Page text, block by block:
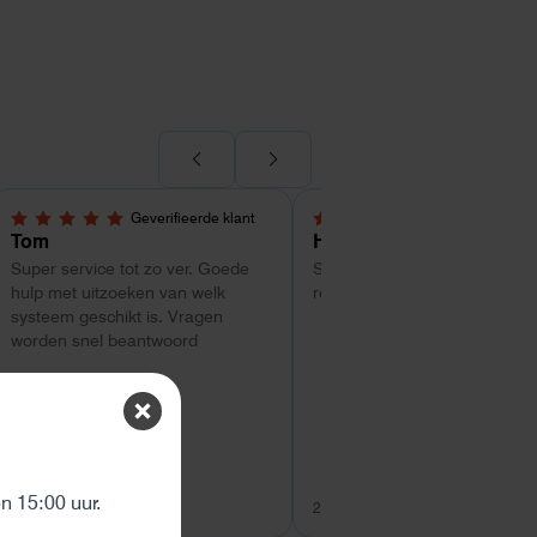
Geverifieerde klant
5,0 van 5 sterren
Tom
Super service tot zo ver. Goede
hulp met uitzoeken van welk
systeem geschikt is. Vragen
worden snel beantwoord
26 juli 2026
4 van 5 sterren
Hans Kollenbrander
Snelle levering en goede
respons bij installatie.
26 juli 2026
15:00 uur.